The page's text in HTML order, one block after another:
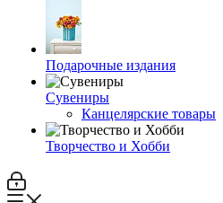
Подарочные издания
Сувениры
Канцелярские товары
Творчество и Хобби